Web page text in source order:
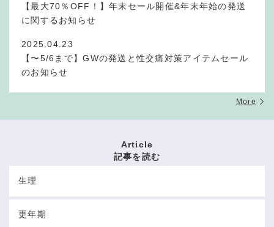
【最大70％OFF！】年末セール開催&年末年始の発送
に関するお知らせ
2025.04.23
【〜5/6まで】GWの発送と性交痛対策アイテムセール
のお知らせ
More
Article
記事を読む
生理
更年期